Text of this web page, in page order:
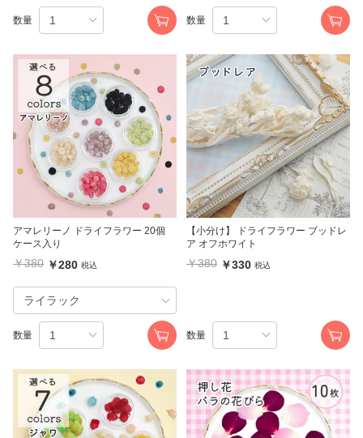
数量 数量
アマレリーノ ドライフラワー 20個
ケース入り
￥380 ￥280 税込
数量
【小分け】 ドライフラワー ブッドレ
ア オフホワイト
￥380 ￥330 税込
数量